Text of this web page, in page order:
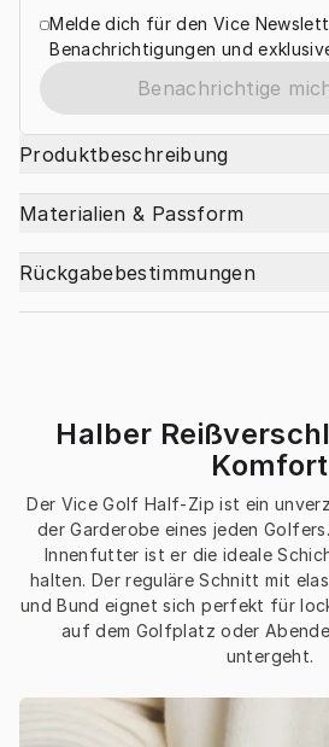
Melde dich für den Vice
Benachrichtigungen und
Benachrichtige
Produktbeschreibung
Materialien & Passform
Rückgabebestimmungen
Halber
Komfort
Der Vice Golf Half-Zip ist ein
der Garderobe eines jeden
Innenfutter ist er die ideale
halten. Der reguläre Schnitt mit
und Bund eignet sich perfekt für
auf dem Golfplatz oder
untergeht.